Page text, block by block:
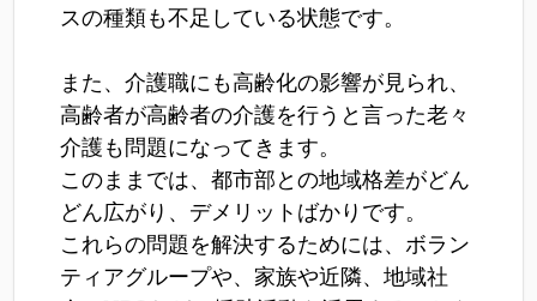
スの種類も不足している状態です。
また、介護職にも高齢化の影響が見られ、
高齢者が高齢者の介護を行うと言った老々
介護も問題になってきます。
このままでは、都市部との地域格差がどん
どん広がり、デメリットばかりです。
これらの問題を解決するためには、ボラン
ティアグループや、家族や近隣、地域社